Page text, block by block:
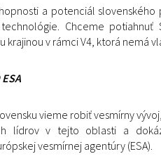
a potenciál
Chceme potiahnuť
v rámci V4, ktorá nemá
vieme robiť vesmírny
lídrov v tejto oblasti a
vesmírnej agentúry (ESA).